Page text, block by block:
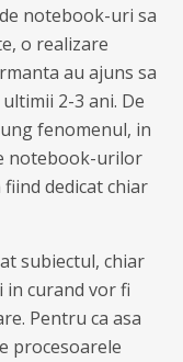
notebook-uri sa
o realizare
au ajuns sa
2-3 ani. De
fenomenul, in
notebook-urilor
dedicat chiar
subiectul, chiar
in curand vor fi
Pentru ca asa
procesoarele